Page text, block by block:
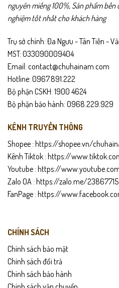
nguyên miếng 100%, Sản phẩm
nghiệm tốt nhất cho khách hàng
Trụ sở chính: Đa Ngưu - Tân Tiến -
MST: 033090009404
Email: contact@chuhainam.com
Hotline: 0967.891.222
Bộ phận CSKH: 1900 4624
Bộ phận bảo hành: 0968.229.929
KÊNH TRUYỀN THÔNG
Shopee : https://shopee.vn/
Kênh Tiktok : https://
Youtube : https://
Zalo OA : https://zalo.me/
FanPage : https://
CHÍNH SÁCH
Chính sách bảo mật
Chính sách đổi trả
Chính sách bảo hành